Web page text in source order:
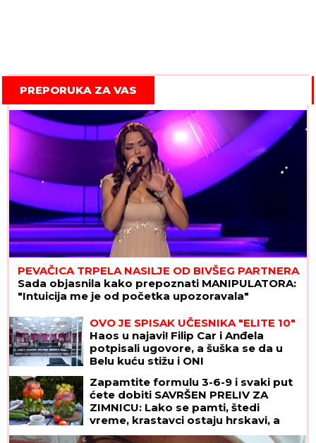
PREPORUKA ZA VAS
PEVAČICA TRPELA NASILJE OD BIVŠEG PARTNERA
Sada objasnila kako prepoznati MANIPULATORA:
"Intuicija me je od početka upozoravala"
Iskreno: Saši Iliću je jedna stvar
zasmetala u velikoj pobedi Partizana
Haos u najavi! Filip Car i Anđela
potpisali ugovore, a šuška se da u
Belu kuću stižu i ONI